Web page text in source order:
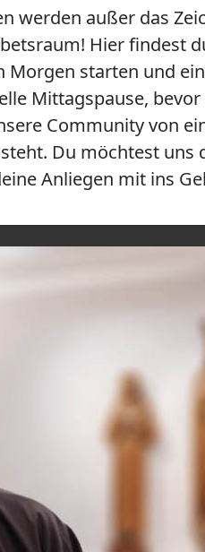
werden außer das
Hier findest
starten und
Mittagspause,
Community von
Du möchtest
Anliegen mit ins